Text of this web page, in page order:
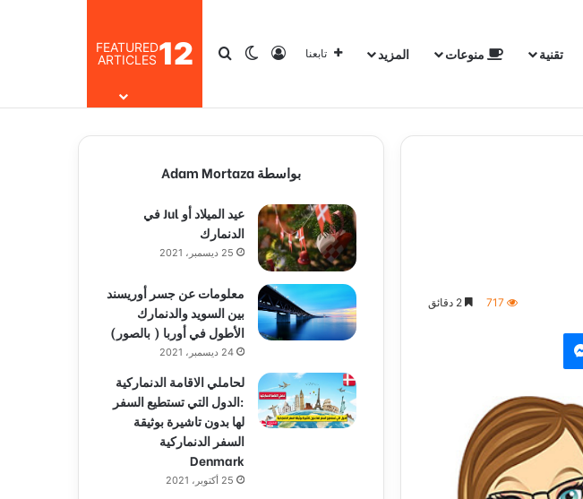
تقنية منوعات المزيد تابعنا تسجيل الدخول
الوضع المظلم
بحث عن12
FEATURED
ARTICLES
717
بواسطة Adam Mortaza
عيد الميلاد أو Jul في
الدنمارك
25 ديسمبر، 2021
معلومات عن جسر أوريسند
بين السويد والدنمارك
الأطول في أوربا ( بالصور)
24 ديسمبر، 2021
لحاملي الاقامة الدنماركية
:الدول التي تستطيع السفر
لها بدون تاشيرة بوثيقة
السفر الدنماركية
Denmark
25 أكتوبر، 2021